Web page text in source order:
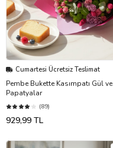
Cumartesi Ücretsiz Teslimat
Pembe Bukette Kasımpatı Gül ve
Papatyalar
(89)
929,99 TL